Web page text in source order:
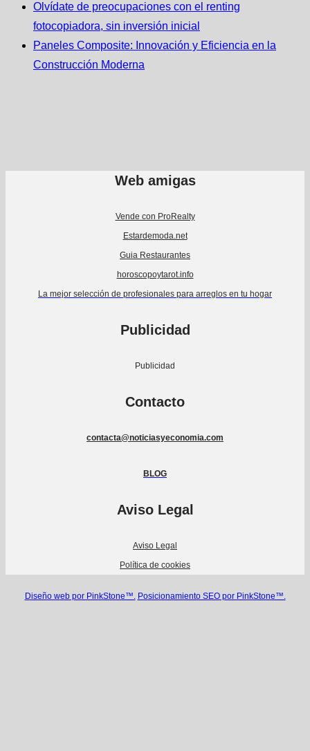
Olvídate de preocupaciones con el renting
fotocopiadora, sin inversión inicial
Paneles Composite: Innovación y Eficiencia en la
Construcción Moderna
Web amigas
Vende con ProRealty
Estardemoda.net
Guia Restaurantes
horoscopoytarot.info
La mejor selección de profesionales para arreglos en tu hogar
Publicidad
Publicidad
Contacto
contacta@noticiasyeconomia.com
BLOG
Aviso Legal
Aviso Legal
Política de cookies
Diseño web por PinkStone™. Posicionamiento SEO por PinkStone™.